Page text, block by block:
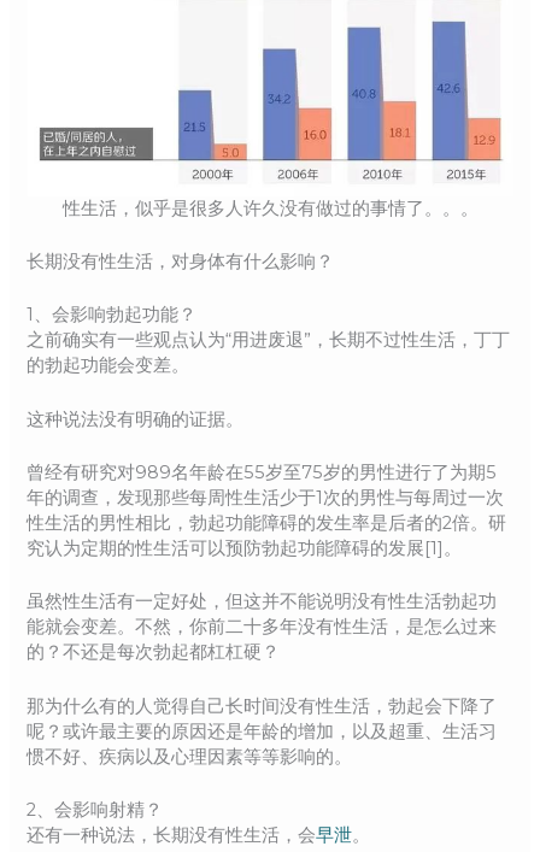
性生活，似乎是很多人许久没有做过的事情了。。。
长期没有性生活，对身体有什么影响？
1、会影响勃起功能？
之前确实有一些观点认为“用进废退”，长期不过性生活，丁丁
的勃起功能会变差。
这种说法没有明确的证据。
曾经有研究对989名年龄在55岁至75岁的男性进行了为期5
年的调查，发现那些每周性生活少于1次的男性与每周过一次
性生活的男性相比，勃起功能障碍的发生率是后者的2倍。研
究认为定期的性生活可以预防勃起功能障碍的发展[1]。
虽然性生活有一定好处，但这并不能说明没有性生活勃起功
能就会变差。不然，你前二十多年没有性生活，是怎么过来
的？不还是每次勃起都杠杠硬？
那为什么有的人觉得自己长时间没有性生活，勃起会下降了
呢？或许最主要的原因还是年龄的增加，以及超重、生活习
惯不好、疾病以及心理因素等等影响的。
2、会影响射精？
还有一种说法，长期没有性生活，会早泄。